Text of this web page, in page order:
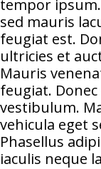
tempor
sed mauris
feugiat est.
ultricies et
Mauris
feugiat.
vestibulum.
vehicula eget
Phasellus
iaculis neque